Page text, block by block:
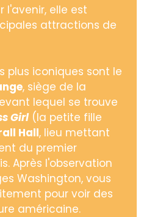
l'avenir, elle est
attractions de
plus iconiques sont le
, siège de la
lequel se trouve
Girl(la petite fille
Hall, lieu mettant
du premier
Après l'observation
Washington, vous
pour voir des
américaine.